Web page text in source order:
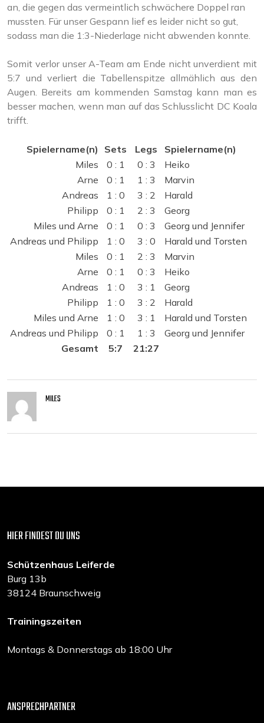
an, die gegen das vermeintlich schwächere Doppel ran
mussten. Für unser Gespann lief es leider nicht so gut,
sodass man die 1:3-Niederlage nicht abwenden konnte.
Somit verlor unser A-Team am Ende nicht unverdient mit
5:7 und verliert die Tabellenspitze allmählich aus den
Augen. Bereits am kommenden Samstag kann man es
besser machen, wenn man auf das Schlusslicht DC Koala
trifft.
Spielername(n) Sets Legs
Spielername(n)
Miles
0 : 1 0 : 3
Heiko
Arne
0 : 1 1 : 3
Marvin
Andreas
1 : 0 3 : 2
Harald
Philipp
0 : 1 2 : 3
Georg
Miles und Arne
0 : 1 0 : 3
Georg und Jennifer
Andreas und Philipp
1 : 0 3 : 0
Harald und Torsten
Miles
0 : 1 2 : 3
Marvin
Arne
0 : 1 0 : 3
Heiko
Andreas
1 : 0 3 : 1
Georg
Philipp
1 : 0 3 : 2
Harald
Miles und Arne
1 : 0 3 : 1
Harald und Torsten
Andreas und Philipp
0 : 1 1 : 3
Georg und Jennifer
Gesamt
5:7 21:27
MILES
HIER FINDEST DU UNS
Schützenhaus Leiferde
Burg 13b
38124 Braunschweig
Trainingszeiten
Montags & Donnerstags ab 18:00 Uhr
ANSPRECHPARTNER